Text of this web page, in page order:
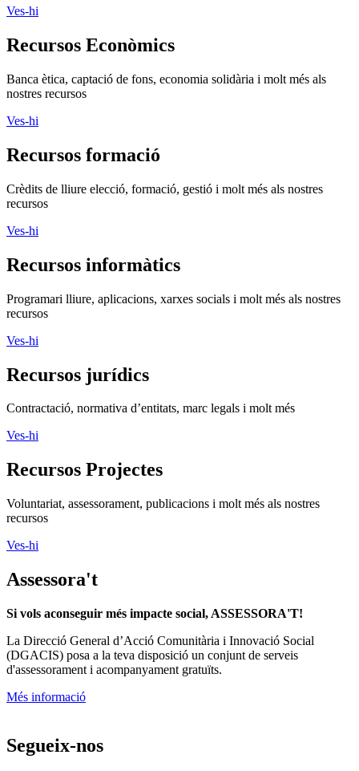
Ves-hi
Recursos Econòmics
Banca ètica, captació de fons, economia solidària i molt més als
nostres recursos
Ves-hi
Recursos formació
Crèdits de lliure elecció, formació, gestió i molt més als nostres
recursos
Ves-hi
Recursos informàtics
Programari lliure, aplicacions, xarxes socials i molt més als nostres
recursos
Ves-hi
Recursos jurídics
Contractació, normativa d’entitats, marc legals i molt més
Ves-hi
Recursos Projectes
Voluntariat, assessorament, publicacions i molt més als nostres
recursos
Ves-hi
Assessora't
Si vols aconseguir més impacte social, ASSESSORA'T!
La Direcció General d’Acció Comunitària i Innovació Social
(DGACIS) posa a la teva disposició un conjunt de serveis
d'assessorament i acompanyament gratuïts.
Més informació
Segueix-nos